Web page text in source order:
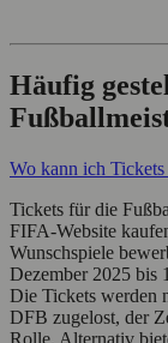
Häufig
Wo kann ich
Tickets für die
FIFA-Website
Wunschspiele
Dezember 2025 bis
Die Tickets werden
DFB zugelost, der
Rolle. Alternativ